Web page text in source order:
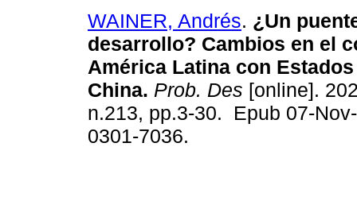
WAINER, Andrés. ¿Un
desarrollo? Cambios en el
América Latina con
China. Prob. Des [online].
n.213, pp.3-30. Epub 07-
0301-7036.